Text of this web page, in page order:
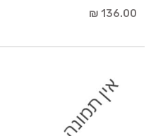
136.00 ₪